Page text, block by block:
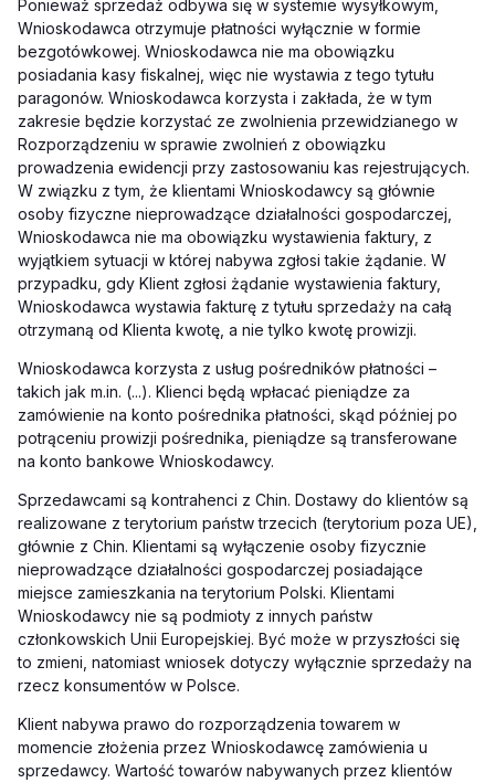
Ponieważ sprzedaż odbywa się w systemie wysyłkowym,
Wnioskodawca otrzymuje płatności wyłącznie w formie
bezgotówkowej. Wnioskodawca nie ma obowiązku
posiadania kasy fiskalnej, więc nie wystawia z tego tytułu
paragonów. Wnioskodawca korzysta i zakłada, że w tym
zakresie będzie korzystać ze zwolnienia przewidzianego w
Rozporządzeniu w sprawie zwolnień z obowiązku
prowadzenia ewidencji przy zastosowaniu kas rejestrujących.
W związku z tym, że klientami Wnioskodawcy są głównie
osoby fizyczne nieprowadzące działalności gospodarczej,
Wnioskodawca nie ma obowiązku wystawienia faktury, z
wyjątkiem sytuacji w której nabywa zgłosi takie żądanie. W
przypadku, gdy Klient zgłosi żądanie wystawienia faktury,
Wnioskodawca wystawia fakturę z tytułu sprzedaży na całą
otrzymaną od Klienta kwotę, a nie tylko kwotę prowizji.
Wnioskodawca korzysta z usług pośredników płatności –
takich jak m.in. (...). Klienci będą wpłacać pieniądze za
zamówienie na konto pośrednika płatności, skąd później po
potrąceniu prowizji pośrednika, pieniądze są transferowane
na konto bankowe Wnioskodawcy.
Sprzedawcami są kontrahenci z Chin. Dostawy do klientów są
realizowane z terytorium państw trzecich (terytorium poza UE),
głównie z Chin. Klientami są wyłączenie osoby fizycznie
nieprowadzące działalności gospodarczej posiadające
miejsce zamieszkania na terytorium Polski. Klientami
Wnioskodawcy nie są podmioty z innych państw
członkowskich Unii Europejskiej. Być może w przyszłości się
to zmieni, natomiast wniosek dotyczy wyłącznie sprzedaży na
rzecz konsumentów w Polsce.
Klient nabywa prawo do rozporządzenia towarem w
momencie złożenia przez Wnioskodawcę zamówienia u
sprzedawcy. Wartość towarów nabywanych przez klientów